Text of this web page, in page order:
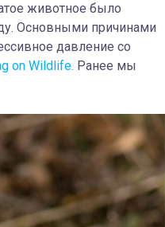
животное было
Основными причинами
давление со
on Wildlife. Ранее мы